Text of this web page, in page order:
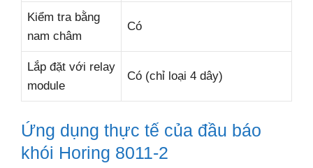
Kiểm tra bằng
nam châm
Có
Lắp đặt với relay
module
Có (chỉ loại 4 dây)
Ứng dụng thực tế của đầu báo
khói Horing 8011-2